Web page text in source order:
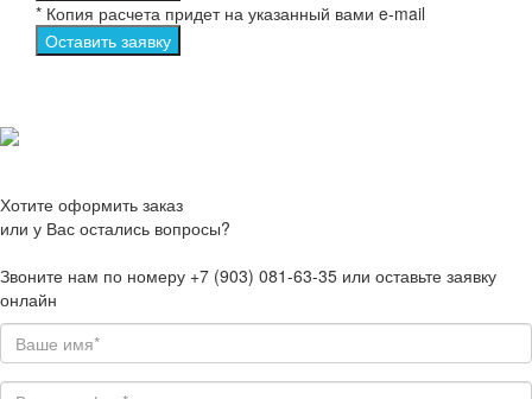
* Копия расчета придет на указанный вами e-mail
Оставить заявку
Хотите оформить заказ
или у Вас остались вопросы?
Звоните нам по номеру +7 (903) 081-63-35 или оставьте заявку
онлайн